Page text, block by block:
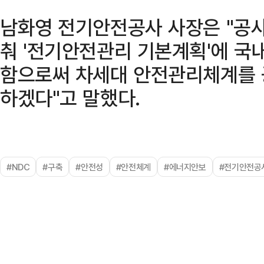
남화영 전기안전공사 사장은 "공
춰 '전기안전관리 기본계획'에 국
함으로써 차세대 안전관리체계
하겠다"고 말했다.
#NDC #구축 #안전성 #안전체계 #에너지안보 #전기안전공